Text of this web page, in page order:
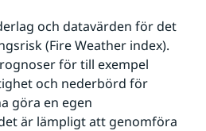
och datavärden för det
(Fire Weather index).
för till exempel
och nederbörd för
göra en egen
är lämpligt att genomföra